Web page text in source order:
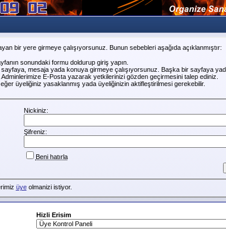
bir yere girmeye çalışıyorsunuz. Bunun sebebleri aşağıda açıklanmıştır:
sonundaki formu doldurup giriş yapın.
sayfaya, mesaja yada konuya girmeye çalışıyorsunuz. Başka bir sayfaya
E-Posta yazarak yetkilerinizi gözden geçirmesini talep ediniz.
üyeliğiniz yasaklanmış yada üyeliğinizin aktifleştirilmesi gerekebilir.
Nickiniz:
Şifreniz:
Beni hatırla
üyeolmanizi istiyor.
Hizli Erisim